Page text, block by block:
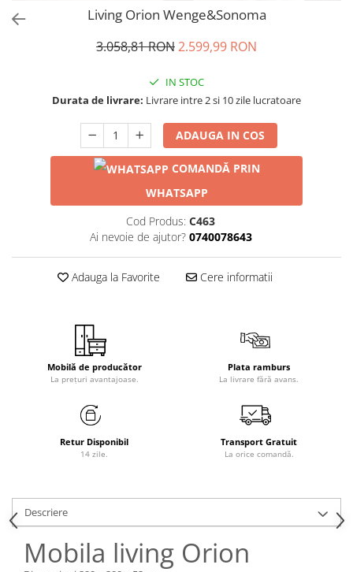
Living Orion Wenge&Sonoma
3.058,81 RON2.599,99 RON
IN STOC
Durata de livrare: Livrare intre 2 si 10 zile lucratoare
ADAUGA IN COS
COMANDĂ PRIN
WHATSAPP
Cod Produs: C463
Ai nevoie de ajutor? 0740078643
Adauga la Favorite Cere informatii
Mobilă de producător
La prețuri avantajoase.
Plata ramburs
La livrare fără avans.
Retur Disponibil
14 zile.
Transport Gratuit
La orice comandă.
Descriere
Mobila living Orion